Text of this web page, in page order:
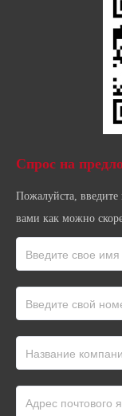
Спрос на
Пожалуйста,
вами как можно